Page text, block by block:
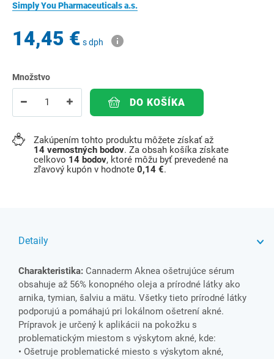
Simply You Pharmaceuticals a.s.
14,45 € s dph
Množstvo
DO KOŠÍKA
Zakúpením tohto produktu môžete získať až
14 vernostných bodov. Za obsah košíka získate
celkovo 14 bodov, ktoré môžu byť prevedené na
zľavový kupón v hodnote 0,14 €.
Detaily
Charakteristika: Cannaderm Aknea ošetrujúce sérum
obsahuje až 56% konopného oleja a prírodné látky ako
arnika, tymian, šalviu a mätu. Všetky tieto prírodné látky
podporujú a pomáhajú pri lokálnom ošetrení akné.
Prípravok je určený k aplikácii na pokožku s
problematickým miestom s výskytom akné, kde:
• Ošetruje problematické miesto s výskytom akné,